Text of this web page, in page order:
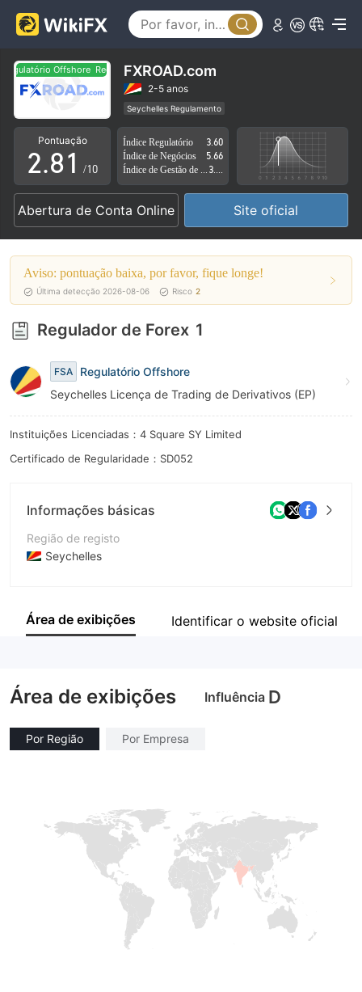
Offshore Regulatório Offshore
FXROAD.com
2-5 anos
Seychelles Regulamento
Licença de Trading de Derivativos (EP)
Região de negócios suspeita
Risco potencial médio
Regulatório Offshore
Pontuação
0
1
2
3
4
5
6
7
8
9
.
4
5
6
7
8
9
0
1
2
3
4
5
6
7
8
9
/10
Índice Regulatório
3.60
Índice de Negócios
5.66
Abertura de Conta Online Site oficial
Aviso: pontuação baixa, por favor, fique longe!
Última detecção 2026-08-06 Risco 2
Regulador de Forex 1
FSA
Regulatório Offshore
Seychelles Licença de Trading de Derivativos (EP)
Instituições Licenciadas：4 Square SY Limited
Certificado de Regularidade：SD052
Informações básicas
Região de registo
Seychelles
Empresa
Área de exibições Identificar o website oficial
Área de exibições Influência D
Por Região Por Empresa